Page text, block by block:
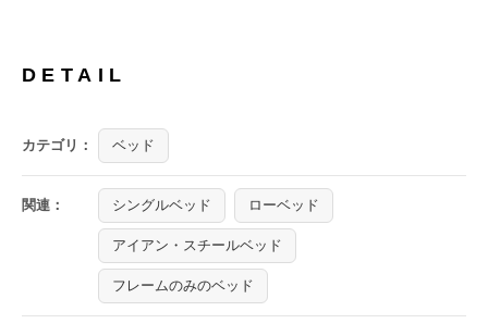
DETAIL
カテゴリ： ベッド
関連： シングルベッド ローベッド
アイアン・スチールベッド
フレームのみのベッド